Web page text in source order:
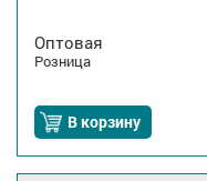
Оптовая
Розница
В корзину